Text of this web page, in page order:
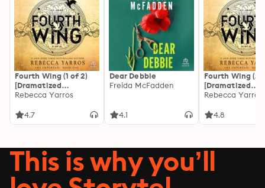
Fourth Wing (1 of 2)
[Dramatized
Adaptation]: The
Rebecca Yarros
4.7
Dear Debbie
Freida McFadden
4.1
Fourth Wing (2
[Dramatized
Adaptation]:
Rebecca Yarros
4.8
This is why you’ll